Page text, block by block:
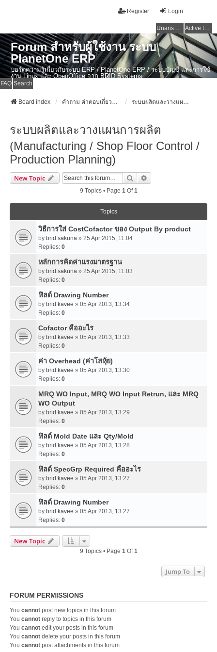
Login
Register
Unanswered topics Active topics
Forum สำหรับผู้ใช้งาน ระบบ
PlanetOne ERP
บอร์ดความรู้เกี่ยวกับระบบ ERP / PlanetOne ERP / ระบบบัญชี และการใช้
งาน Linux และ OpenOffice จาก BRID Systems
FAQ Search
Board index คำถาม คำตอบเกี่ยวกับระบบ ไทย ERP: AdvanceBusinessSystem - PlanetOne และ ERP ระบบบัญชี ระบบผลิตและวางแผนการผลิต (Manufacturing / Shop Floor Control / Production Planning)
ระบบผลิตและวางแผนการผลิต
(Manufacturing / Shop Floor Control /
Production Planning)
New Topic Search
9 Topics • Page 1Of1
Topics
วิธีการใส่ CostCofactor ของ Output By product
by brid.sakuna » 25 Apr 2015, 11:04
Replies: 0
หลักการคิดค่าแรงมาตรฐาน
by brid.sakuna » 25 Apr 2015, 11:03
Replies: 0
ฟิลด์ Drawing Number
by brid.kavee » 05 Apr 2013, 13:34
Replies: 0
Cofactor คืออะไร
by brid.kavee » 05 Apr 2013, 13:33
Replies: 0
ค่า Overhead (ค่าโสหุ้ย)
by brid.kavee » 05 Apr 2013, 13:30
Replies: 0
MRQ WO Input, MRQ WO Input Retrun, และ MRQ
WO Output
by brid.kavee » 05 Apr 2013, 13:29
Replies: 0
ฟิลด์ Mold Date และ Qty/Mold
by brid.kavee » 05 Apr 2013, 13:28
Replies: 0
ฟิลด์ SpecGrp Required คืออะไร
by brid.kavee » 05 Apr 2013, 13:27
Replies: 0
ฟิลด์ Drawing Number
by brid.kavee » 05 Apr 2013, 13:27
Replies: 0
New Topic
9 Topics • Page 1Of1
Jump To
FORUM PERMISSIONS
You cannot post new topics in this forum
You cannot reply to topics in this forum
You cannot edit your posts in this forum
You cannot delete your posts in this forum
You cannot post attachments in this forum